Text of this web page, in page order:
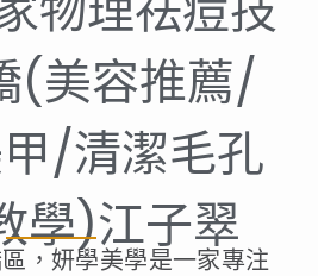
(美容推薦/
/清潔毛孔
學)江子翠
，妍學美學是一家專注